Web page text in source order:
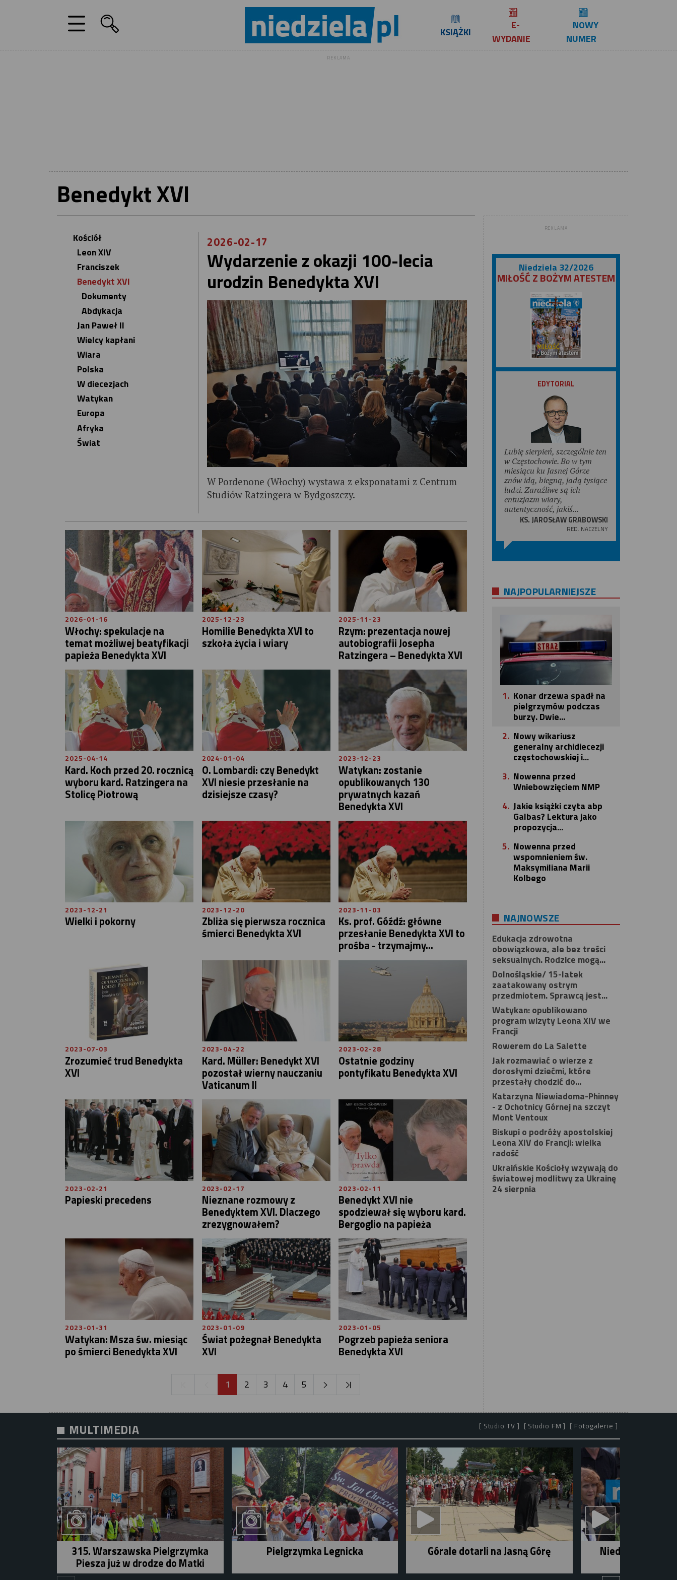
KSIĄŻKI
E-
WYDANIE
NOWY
NUMER
REKLAMA
Benedykt XVI
Kościół
Leon XIV
Franciszek
Benedykt XVI
Dokumenty
Abdykacja
Jan Paweł II
Wielcy kapłani
Wiara
Polska
W diecezjach
Watykan
Europa
Afryka
Świat
2026-02-17
Wydarzenie z okazji 100-lecia
urodzin Benedykta XVI
W Pordenone (Włochy) wystawa z eksponatami z Centrum
Studiów Ratzingera w Bydgoszczy.
2026-01-16
Włochy: spekulacje na
temat możliwej beatyfikacji
papieża Benedykta XVI
2025-12-23
Homilie Benedykta XVI to
szkoła życia i wiary
2025-11-23
Rzym: prezentacja nowej
autobiografii Josepha
Ratzingera – Benedykta XVI
2025-04-14
Kard. Koch przed 20. rocznicą
wyboru kard. Ratzingera na
Stolicę Piotrową
2024-01-04
O. Lombardi: czy Benedykt
XVI niesie przesłanie na
dzisiejsze czasy?
2023-12-23
Watykan: zostanie
opublikowanych 130
prywatnych kazań
Benedykta XVI
2023-12-21
Wielki i pokorny
2023-12-20
Zbliża się pierwsza rocznica
śmierci Benedykta XVI
2023-11-03
Ks. prof. Góźdź: główne
przesłanie Benedykta XVI to
prośba - trzymajmy...
2023-07-03
Zrozumieć trud Benedykta
XVI
2023-04-22
Kard. Müller: Benedykt XVI
pozostał wierny nauczaniu
Vaticanum II
2023-02-28
Ostatnie godziny
pontyfikatu Benedykta XVI
2023-02-21
Papieski precedens
2023-02-17
Nieznane rozmowy z
Benedyktem XVI. Dlaczego
zrezygnowałem?
2023-02-11
Benedykt XVI nie
spodziewał się wyboru kard.
Bergoglio na papieża
2023-01-31
Watykan: Msza św. miesiąc
po śmierci Benedykta XVI
2023-01-09
Świat pożegnał Benedykta
XVI
2023-01-05
Pogrzeb papieża seniora
Benedykta XVI
1 2 3 4 5
REKLAMA
Niedziela 32/2026
MIŁOŚĆ Z BOŻYM ATESTEM
ZOBACZ
EDYTORIAL
Lubię sierpień, szczególnie ten
w Częstochowie. Bo w tym
miesiącu ku Jasnej Górze
znów idą, biegną, jadą tysiące
ludzi. Zaraźliwe są ich
entuzjazm wiary,
autentyczność, jakiś...
KS. JAROSŁAW GRABOWSKI
RED. NACZELNY
NAJPOPULARNIEJSZE
1. Konar drzewa spadł na
pielgrzymów podczas
burzy. Dwie...
2. Nowy wikariusz
generalny archidiecezji
częstochowskiej i...
3. Nowenna przed
Wniebowzięciem NMP
4. Jakie książki czyta abp
Galbas? Lektura jako
propozycja...
5. Nowenna przed
wspomnieniem św.
Maksymiliana Marii
Kolbego
NAJNOWSZE
Edukacja zdrowotna
obowiązkowa, ale bez treści
seksualnych. Rodzice mogą...
Dolnośląskie/ 15-latek
zaatakowany ostrym
przedmiotem. Sprawcą jest...
Watykan: opublikowano
program wizyty Leona XIV we
Francji
Rowerem do La Salette
Jak rozmawiać o wierze z
dorosłymi dziećmi, które
przestały chodzić do...
Katarzyna Niewiadoma-Phinney
- z Ochotnicy Górnej na szczyt
Mont Ventoux
Biskupi o podróży apostolskiej
Leona XIV do Francji: wielka
radość
Ukraińskie Kościoły wzywają do
światowej modlitwy za Ukrainę
24 sierpnia
MULTIMEDIA [ Studio TV ] [ Studio FM ] [ Fotogalerie ]
315. Warszawska Pielgrzymka
Piesza już w drodze do Matki
Pielgrzymka Legnicka Górale dotarli na Jasną Górę Niedziela w